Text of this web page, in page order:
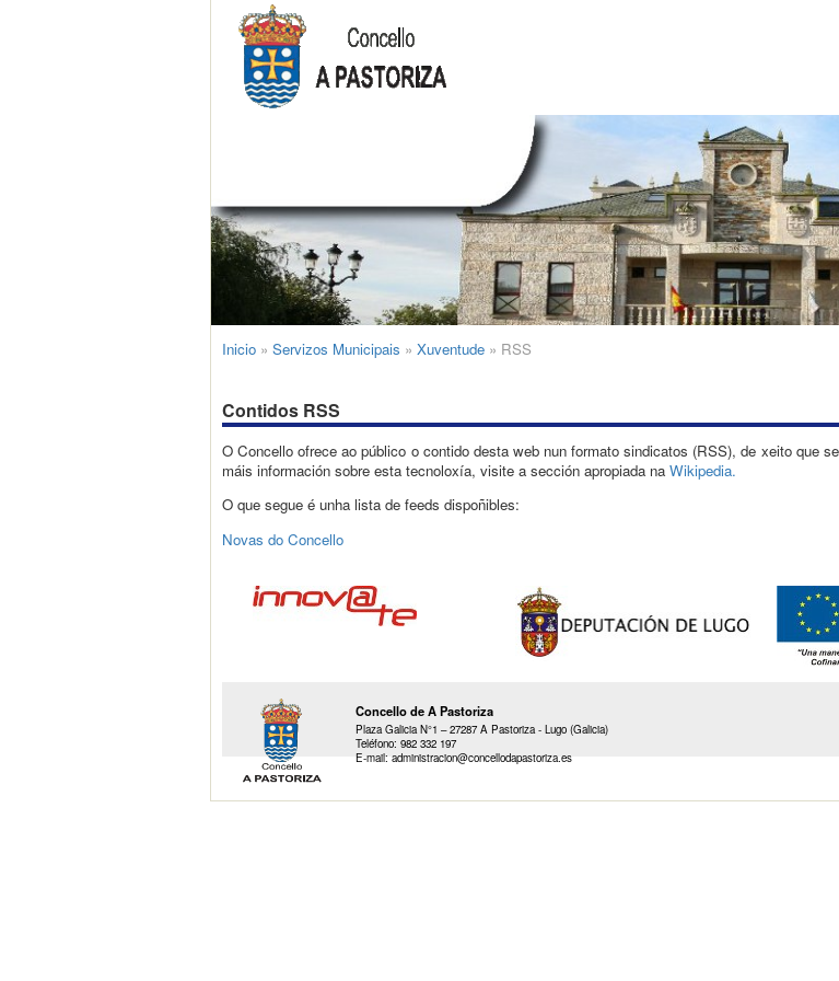
Inicio » Servizos Municipais » Xuventude » RSS
Contidos RSS
O Concello ofrece ao público o contido desta web nun formato sindicatos (RSS), de xeito que
máis información sobre esta tecnoloxía, visite a sección apropiada na Wikipedia.
O que segue é unha lista de feeds dispoñibles:
Novas do Concello
Concello de A Pastoriza
Plaza Galicia N°1 – 27287 A Pastoriza - Lugo (Galicia)
Teléfono: 982 332 197
E-mail: administracion@concellodapastoriza.es